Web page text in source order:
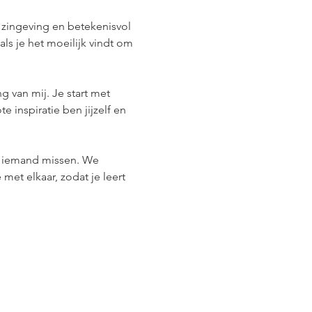
en betekenisvol
je het moeilijk vindt om
van mij. Je start met
inspiratie ben jijzelf en
missen. We
elkaar, zodat je leert